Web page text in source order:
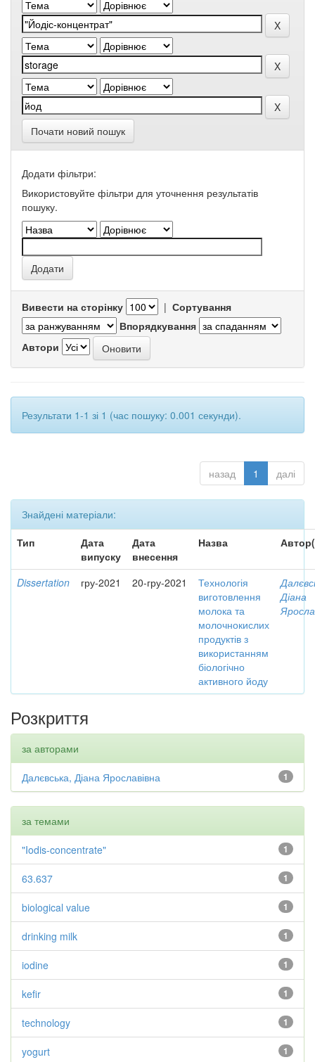
Почати новий пошук
Додати фільтри:
Використовуйте фільтри для уточнення результатів
пошуку.
Вивести на сторінку | Сортування
Впорядкування
Автори
Результати 1-1 зі 1 (час пошуку: 0.001 секунди).
назад 1 далі
Знайдені матеріали:
Тип
Дата
випуску
Дата
внесення
Назва
Dissertation гру-2021 20-гру-2021
Технологія
виготовлення
молока та
молочнокислих
продуктів з
використанням
біологічно
активного йоду
Діана
Розкриття
за авторами
1
Далєвська, Діана Ярославівна
за темами
1
"Iodis-concentrate"
1
63.637
1
biological value
1
drinking milk
1
iodine
1
kefir
1
technology
1
yogurt